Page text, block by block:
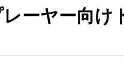
ーヤー向け